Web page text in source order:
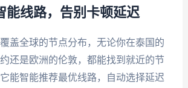
能线路，告别卡顿延迟
盖全球的节点分布，无论你在泰国的
还是欧洲的伦敦，都能找到就近的节
能智能推荐最优线路，自动选择延迟